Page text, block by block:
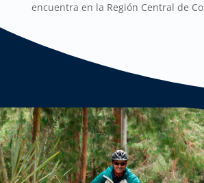
encuentra en la Región Central de